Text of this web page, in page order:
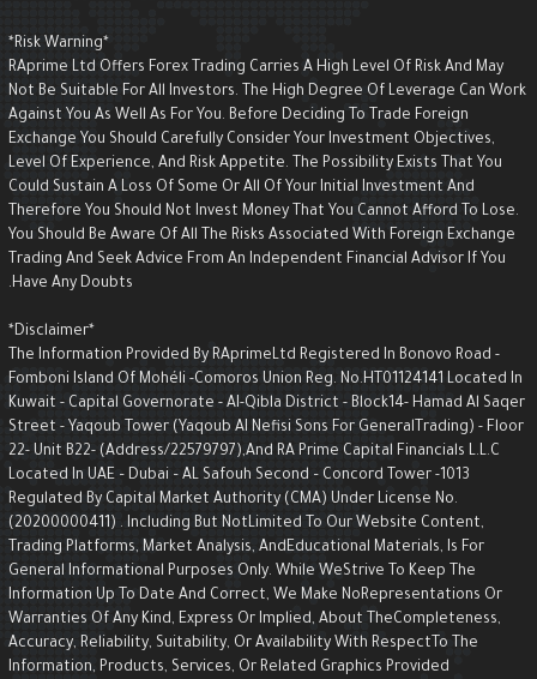
RAprime Ltd Offers Forex Trading Carries A High Level Of Risk And May
Not Be Suitable For All Investors. The High Degree Of Leverage Can
Against You As Well As For You. Before Deciding To Trade Foreign
Exchange You Should Carefully Consider Your Investment Objectives,
Level Of Experience, And Risk Appetite. The Possibility Exists That You
Could Sustain A Loss Of Some Or All Of Your Initial Investment And
Therefore You Should Not Invest Money That You Cannot Afford To Lose.
You Should Be Aware Of All The Risks Associated With Foreign Exchange
Trading And Seek Advice From An Independent Financial Advisor If You
Have Any Doubts.
The Information Provided By RAprimeLtd Registered In Bonovo Road -
Fomboni Island Of Mohéli -Comoros Union Reg. No.HT01124141 Located In
Kuwait - Capital Governorate - AI-Qibla District - Block14- Hamad Al
Street - Yaqoub Tower (Yaqoub AI Nefisi Sons For GeneralTrading) -
22- Unit B22- (Address/22579797),and RA Prime Capital Financials L.L.C
Located In UAE – Dubai – AL Safouh Second – Concord Tower -1013
Regulated By Capital Market Authority (CMA) Under License No.
(20200000411) . Including But NotLimited To Our Website Content,
Trading Platforms, Market Analysis, AndEducational Materials, Is For
General Informational Purposes Only. While WeStrive To Keep The
Information Up To Date And Correct, We Make NoRepresentations Or
Warranties Of Any Kind, Express Or Implied, About TheCompleteness,
Accuracy, Reliability, Suitability, Or Availability With RespectTo The
Information, Products, Services, Or Related Graphics Provided